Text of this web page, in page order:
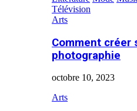
Télévision
Arts
Comment créer
photographie
octobre 10, 2023
Arts